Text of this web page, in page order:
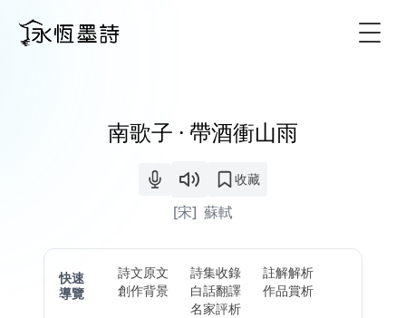
南歌子 · 帶酒衝山雨
收藏
[宋] 蘇軾
快速
導覽
詩文原文 詩集收錄
註解解析
創作背景
白話翻譯
作品賞析
名家評析